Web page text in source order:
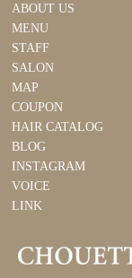
ABOUT US
MENU
STAFF
SALON
MAP
COUPON
HAIR CATALOG
BLOG
INSTAGRAM
VOICE
LINK